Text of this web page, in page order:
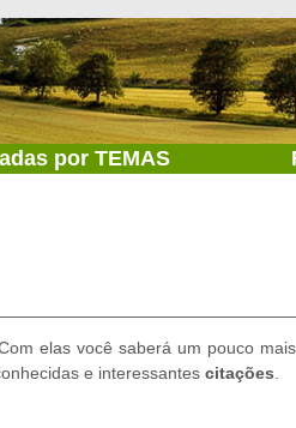
por TEMAS
Com elas você saberá um pouco
e interessantes citações